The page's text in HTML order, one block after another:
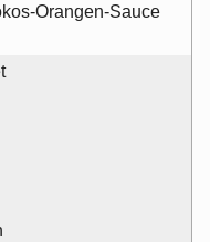
Orangen-Sauce